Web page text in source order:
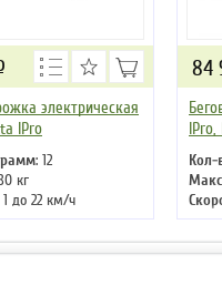
электрическая
IPro
: 12
кг
1 до 22 км/ч
: 4 л.с.
угла наклона:
IPro,
Кол-
84